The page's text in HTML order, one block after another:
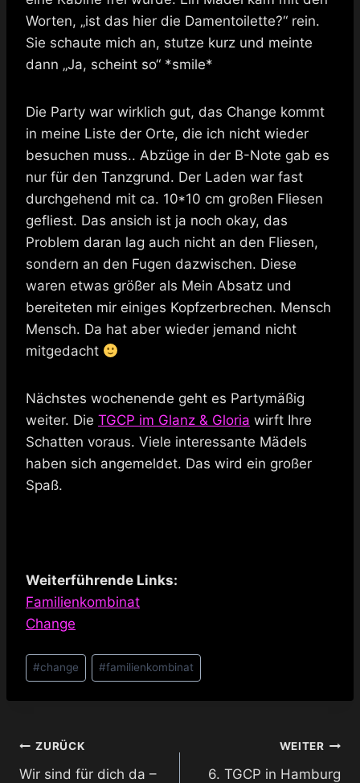
Worten, „ist das hier die Damentoilette?“ rein.
Sie schaute mich an, stutze kurz und meinte
dann „Ja, scheint so“ *smile*
Die Party war wirklich gut, das Change kommt
in meine Liste der Orte, die ich nicht wieder
besuchen muss.. Abzüge in der B-Note gab es
nur für den Tanzgrund. Der Laden war fast
durchgehend mit ca. 10*10 cm großen Fliesen
gefliest. Das ansich ist ja noch okay, das
Problem daran lag auch nicht an den Fliesen,
sondern an den Fugen dazwischen. Diese
waren etwas größer als Mein Absatz und
bereiteten mir einiges Kopfzerbrechen. Mensch
Mensch. Da hat aber wieder jemand nicht
mitgedacht
Nächstes wochenende geht es Partymäßig
weiter. Die TGCP im Glanz & Gloria wirft Ihre
Schatten voraus. Viele interessante Mädels
haben sich angemeldet. Das wird ein großer
Spaß.
Weiterführende Links:
Familienkombinat
Change
Schlagworte:
#change #familienkombinat
Beitragsnavigation
ZURÜCK
Wir sind für dich da –
WEITER
6. TGCP in Hamburg